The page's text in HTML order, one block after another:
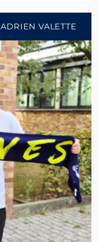
ADRIEN VALETTE